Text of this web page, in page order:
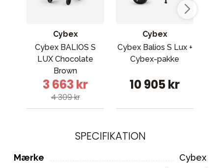
Cybex
Cybex BALIOS S
LUX Chocolate
Brown
3 663 kr
4 309 kr
Cybex
Cybex Balios S Lux +
Cybex-pakke
10 905 kr
SPECIFIKATION
Mærke
Cybex